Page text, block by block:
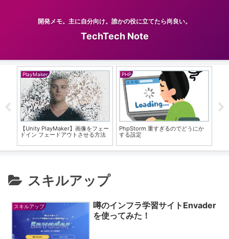
開発メモ。主に自分向け。誰かの役に立てたら尚良い。
TechTech Note
PlayMaker
【Unity PlayMaker】画像をフェー
ドイン フェードアウトさせる方法
PHP
PhpStorm 重すぎるのでどうにか
する設定
スキルアップ
スキルアップ
噂のインフラ学習サイトEnvader
を使ってみた！